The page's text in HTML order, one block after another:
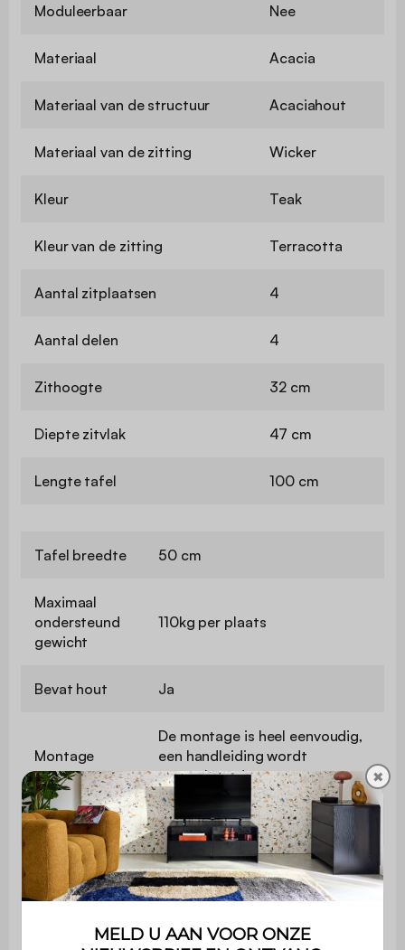
Moduleerbaar Nee
Materiaal Acacia
Materiaal van de structuur Acaciahout
Materiaal van de zitting Wicker
Kleur Teak
Kleur van de zitting Terracotta
Aantal zitplaatsen 4
Aantal delen 4
Zithoogte 32 cm
Diepte zitvlak 47 cm
Lengte tafel 100 cm
Tafel breedte 50 cm
Maximaal
ondersteund
gewicht
110kg per plaats
Bevat hout Ja
Montage
De montage is heel eenvoudig,
een handleiding wordt
meegeleverd
Gebruik Buiten
Garantie 2 jaar
van de bank
129 x 77 x 69,5 cm - 11kg
✖